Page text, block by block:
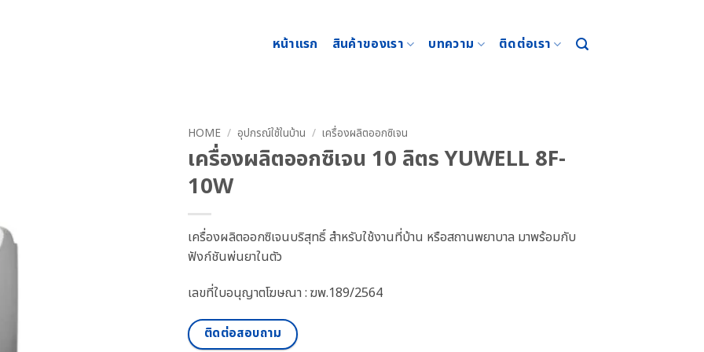
หน้าแรก สินค้าของเรา บทความ ติดต่อเรา
HOME / อุปกรณ์ใช้ในบ้าน / เครื่องผลิตออกซิเจน
เครื่องผลิตออกซิเจน 10 ลิตร YUWELL 8F-
10W
เครื่องผลิตออกซิเจนบริสุทธิ์ สำหรับใช้งานที่บ้าน หรือสถานพยาบาล มาพร้อมกับ
ฟังก์ชันพ่นยาในตัว
เลขที่ใบอนุญาตโฆษณา : ฆพ.189/2564
ติดต่อสอบถาม